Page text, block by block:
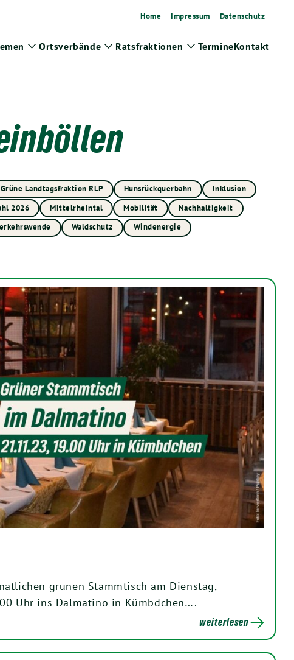
Home Impressum Datenschutz
Zeige
Ortsverbände Zeige
Ratsfraktionen
Zeige
TermineKontakt
Grüne Landtagsfraktion RLP Hunsrückquerbahn
Inklusion
2026 Mittelrheintal Mobilität
Nachhaltigkeit
Waldschutz Windenergie
grünen Stammtisch am Dienstag,
Uhr ins Dalmatino in Kümbdchen….
weiterlesen